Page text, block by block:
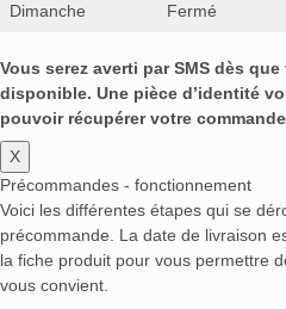
Dimanche Fermé
Vous serez averti par SMS dès
disponible. Une pièce d’identité
pouvoir récupérer votre
X
Précommandes - fonctionnement
Voici les différentes étapes qui se
précommande. La date de livraison
la fiche produit pour vous permettre
vous convient.